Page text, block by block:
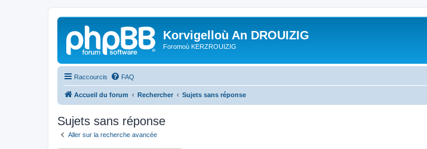
Korvigelloù An DROUIZIG
Foromoù KERZROUIZIG
Raccourcis FAQ
Accueil du forum Rechercher Sujets sans réponse
Sujets sans réponse
Aller sur la recherche avancée